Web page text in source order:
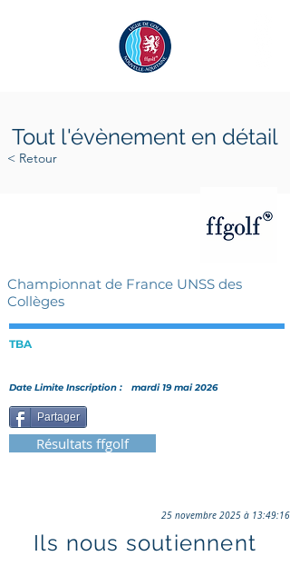
Tout l'évènement en détail
< Retour
Championnat de France UNSS des
Collèges
TBA
Date Limite Inscription : mardi 19 mai 2026
Partager
Résultats ffgolf
25 novembre 2025 à 13:49:16
Ils nous soutiennent